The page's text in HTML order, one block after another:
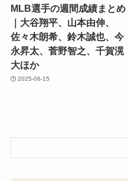
MLB選手の週間成績まとめ
｜大谷翔平、山本由伸、
佐々木朗希、鈴木誠也、今
永昇太、菅野智之、千賀滉
大ほか
2025-06-15